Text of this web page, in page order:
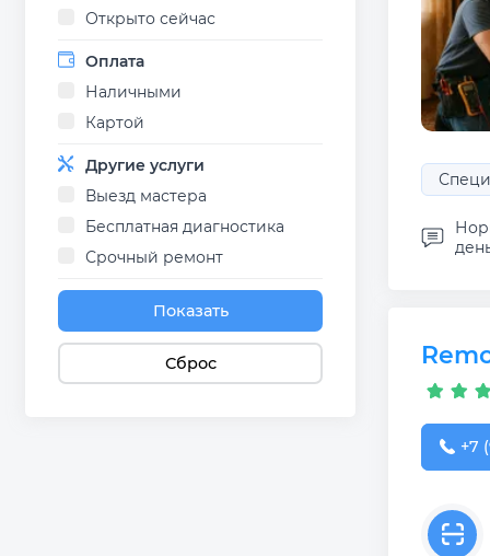
Открыто сейчас
Оплата
Наличными
Картой
Другие услуги
Выезд мастера
Бесплатная диагностика
Срочный ремонт
Показать
Сброс
+7
+7